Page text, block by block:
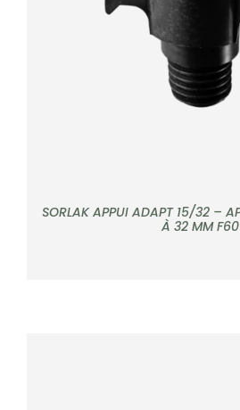
DÉTAILS
SORLAK APPUI ADAPT 15/32 –
À 32 MM F60